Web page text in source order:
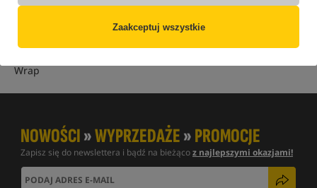
Zaakceptuj wszystkie
Powiązane terminy:
Wrap
NOWOŚCI»WYPRZEDAŻE»PROMOCJE
Zapisz się do newslettera i bądź na bieżącoz najlepszymi okazjami!